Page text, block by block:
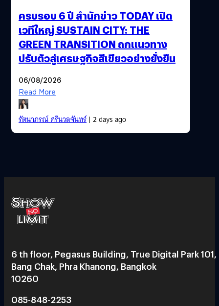
ครบรอบ 6 ปี สำนักข่าว TODAY เปิด
เวทีใหญ่ SUSTAIN CITY: THE
GREEN TRANSITION ถกแนวทาง
ปรับตัวสู่เศรษฐกิจสีเขียวอย่างยั่งยืน
06/08/2026
Read More
รัตนาภรณ์ ศรีนวลจันทร์| 2 days ago
6 th floor, Pegasus Building, True Digital Park 101,
Bang Chak, Phra Khanong, Bangkok
10260
085-848-2253